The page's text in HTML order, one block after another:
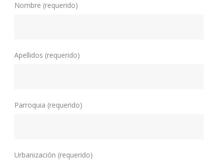
Nombre (requerido)
Apellidos (requerido)
Parroquia (requerido)
Urbanización (requerido)